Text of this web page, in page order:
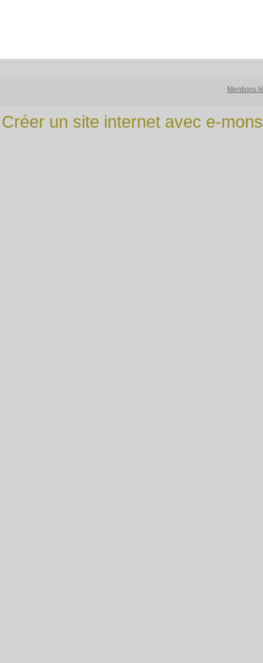
Mentions
Créer un site internet avec e-